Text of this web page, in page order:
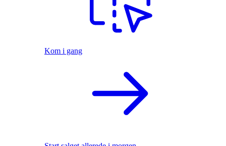
Kom i gang